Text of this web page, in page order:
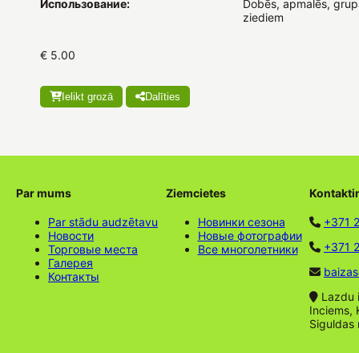
Использование:
Dobēs, apmalēs,
ziediem
€ 5.00
Ielikt grozā Dalīties
Par mums
Par stādu audzētavu
Новости
Торговые места
Галерея
Контакты
Ziemcietes
Новинки сезона
Новые фотографии
Все многолетники
+371
+371
Lazdu
Inciems,
Siguldas